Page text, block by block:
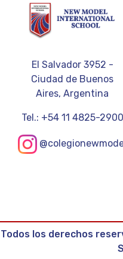
El Salvador 3952 -
Ciudad de Buenos
Aires, Argentina
Tel.: +54 11 4825-2900
Todos los derechos